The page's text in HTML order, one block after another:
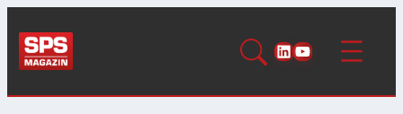
LinkedIn
YouTube